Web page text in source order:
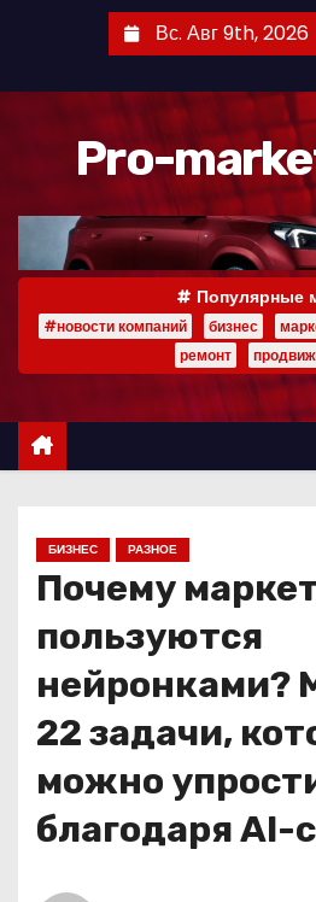
р
Вс. Авг 9th, 2026
Pro-
Популярные
#новости компаний бизнес
ремонт
БИЗНЕС РАЗНОЕ
Почему
пользуются
нейронками?
22 задачи,
можно
благодаря AI-